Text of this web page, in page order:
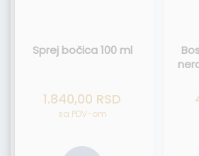
Sprej bočica 100 ml
1.840,00 RSD
sa PDV-om